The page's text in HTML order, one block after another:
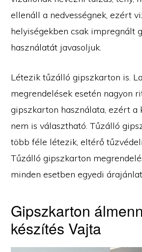
ellenáll a nedvességnek, ezért
helyiségekben csak impregnált
használatát javasoljuk.
Létezik tűzálló gipszkarton is.
megrendelések esetén nagyon
gipszkarton használata, ezért a
nem is választható. Tűzálló
több féle létezik, eltérő
Tűzálló gipszkarton
minden esetben egyedi
Gipszkarton
készítés Vajta